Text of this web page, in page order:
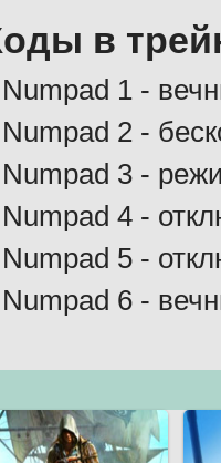
в
Numpad 1 -
Numpad 2 -
Numpad 3 -
Numpad 4 -
Numpad 5 -
Numpad 6 -